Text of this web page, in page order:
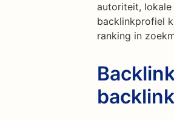
autoriteit, lokale
backlinkprofiel
ranking in